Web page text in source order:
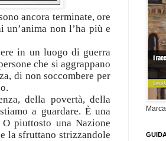
ancora terminate, ore
non l’ha più e
in un luogo di guerra
che si aggrappano
di non soccombere per
della povertà, della
a guardare. È una
piuttosto una Nazione
la sfruttano strizzandole
Marca